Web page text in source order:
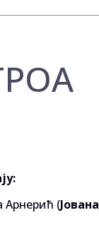
Арнерић (Јована